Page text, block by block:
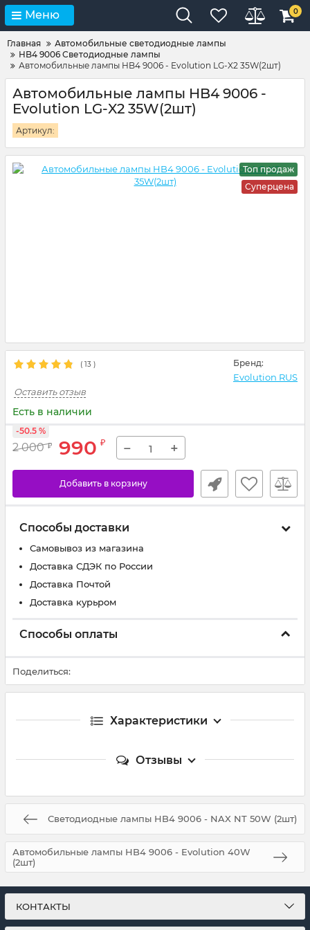
Меню 0
Главная
Автомобильные светодиодные лампы
HB4 9006 Светодиодные лампы
Автомобильные лампы HB4 9006 - Evolution LG-X2 35W(2шт)
Автомобильные лампы HB4 9006 -
Evolution LG-X2 35W(2шт)
Артикул:
Топ продаж
Суперцена
( 13 ) Бренд:
Evolution RUS
Оставить отзыв
Есть в наличии
2 000 ₽ 990 ₽
-50.5 %
− +
Добавить в корзину
Способы доставки
Самовывоз из магазина
Доставка СДЭК по России
Доставка Почтой
Доставка курьром
Способы оплаты
Поделиться:
Характеристики
Отзывы
Светодиодные лампы HB4 9006 - NAX NT 50W (2шт)
Автомобильные лампы HB4 9006 - Evolution 40W
(2шт)
КОНТАКТЫ